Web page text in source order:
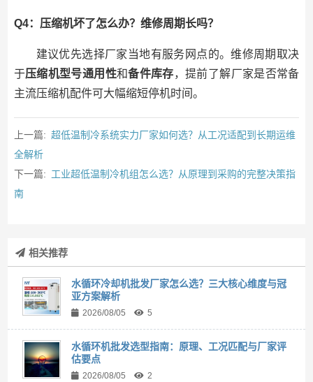
Q4：压缩机坏了怎么办？维修周期长吗？
建议优先选择厂家当地有服务网点的。维修周期取决
于压缩机型号通用性和备件库存，提前了解厂家是否常备
主流压缩机配件可大幅缩短停机时间。
上一篇: 超低温制冷系统实力厂家如何选？从工况适配到长期运维
全解析
下一篇: 工业超低温制冷机组怎么选？从原理到采购的完整决策指
南
相关推荐
水循环冷却机批发厂家怎么选？三大核心维度与冠
亚方案解析
2026/08/05 5
水循环机批发选型指南：原理、工况匹配与厂家评
估要点
2026/08/05 2